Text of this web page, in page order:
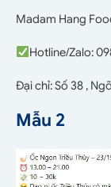
Madam Hang
Hotline/Zalo:
Đại chỉ: Số 38 ,
Mẫu 2